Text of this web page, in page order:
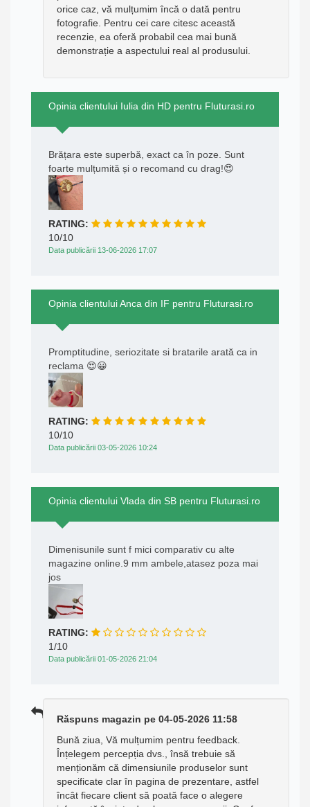
orice caz, vă mulțumim încă o dată pentru
fotografie. Pentru cei care citesc această
recenzie, ea oferă probabil cea mai bună
demonstrație a aspectului real al produsului.
Opinia clientului Iulia din HD pentru Fluturasi.ro
Brățara este superbă, exact ca în poze. Sunt
foarte mulțumită și o recomand cu drag!😍
RATING:
10/10
Data publicării 13-06-2026 17:07
Opinia clientului Anca din IF pentru Fluturasi.ro
Promptitudine, seriozitate si bratarile arată ca in
reclama 😍😀
RATING:
10/10
Data publicării 03-05-2026 10:24
Opinia clientului Vlada din SB pentru Fluturasi.ro
Dimenisunile sunt f mici comparativ cu alte
magazine online.9 mm ambele,atasez poza mai
jos
RATING:
1/10
Data publicării 01-05-2026 21:04
Răspuns magazin pe 04-05-2026 11:58
Bună ziua, Vă mulțumim pentru feedback.
Înțelegem percepția dvs., însă trebuie să
menționăm că dimensiunile produselor sunt
specificate clar în pagina de prezentare, astfel
încât fiecare client să poată face o alegere